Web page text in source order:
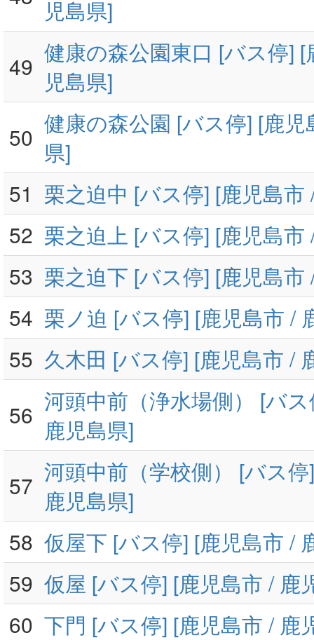
児島県]
49 健康の森公園東口 [バス停] [
児島県]
50 健康の森公園 [バス停] [鹿児
県]
51 栗之迫中 [バス停] [鹿児島市
52 栗之迫上 [バス停] [鹿児島市
53 栗之迫下 [バス停] [鹿児島市
54 栗ノ迫 [バス停] [鹿児島市 /
55 久木田 [バス停] [鹿児島市 /
56 河頭中前（浄水場側） [バ
鹿児島県]
57 河頭中前（学校側） [バス
鹿児島県]
58 仮屋下 [バス停] [鹿児島市 /
59 仮屋 [バス停] [鹿児島市 / 鹿
60 下門 [バス停] [鹿児島市 / 鹿